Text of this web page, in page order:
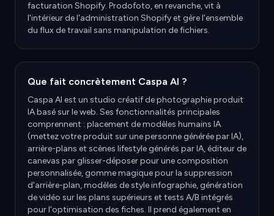
facturation Shopify. Prodofoto, en revanche, vit à
l'intérieur de l'administration Shopify et gère l'ensemble
du flux de travail sans manipulation de fichiers.
Que fait concrètement Caspa AI ?
Caspa AI est un studio créatif de photographie produit
IA basé sur le web. Ses fonctionnalités principales
comprennent : placement de modèles humains IA
(mettez votre produit sur une personne générée par IA),
arrière-plans et scènes lifestyle générés par IA, éditeur de
canevas par glisser-déposer pour une composition
personnalisée, gomme magique pour la suppression
d'arrière-plan, modèles de style infographie, génération
de vidéo sur les plans supérieurs et tests A/B intégrés
pour l'optimisation des fiches. Il prend également en